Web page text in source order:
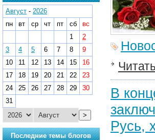
В
Русь,
Август - 2026
пн
вт ср чт пт сб
вс
1
2
3
4 5 6 7 8
9
10
11 12 13 14 15
16
17
18 19 20 21 22
23
24
25 26 27 28 29
30
31
>
Последние темы блогов